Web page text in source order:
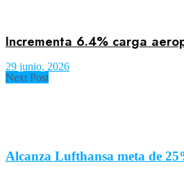
Incrementa 6.4% carga
29 junio, 2026
Next Post
Alcanza Lufthansa meta de